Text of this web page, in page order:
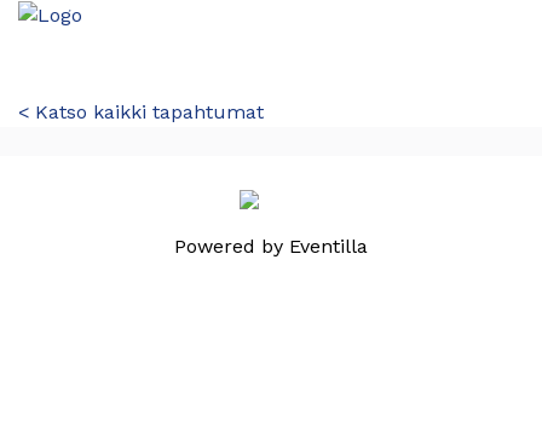
< Katso kaikki tapahtumat
Powered by Eventilla